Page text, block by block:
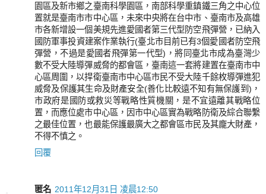
園區及新市鄉之臺南科學園區，南部科學重鎮鐵三角之中心位
置就是臺南市市中心區，未來中央將在台中市、臺南市及高雄
市各新增設一個美規先進愛國者第三代型防空飛彈營，已納入
國防軍事投資建案作業執行(臺北市目前已有3個愛國者防空飛
彈營，不過是愛國者飛彈第一代型)，將同臺北市成為臺灣少
數不受大陸導彈威脅的都會區，臺南這一套將建置在臺南市中
心區周圍，以捍衛臺南市中心區市民不受大陸千餘枚導彈進犯
威脅及保護其生命及財產安全(善化比較遠不知有無保護到)，
市政府是國防或救災等戰略性質機關，是不宜遠離其戰略位
置，而應位處市中心區，因市中心區實為戰略防衛及綜合聯繫
之最佳位置，也最能保護最廣大之都會區市民及其龐大財產，
不得不慎之。
回覆
匿名 2011年12月31日 凌晨12:50